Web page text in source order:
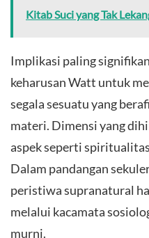
Kitab Suci yang Tak
Implikasi paling
keharusan Watt untuk
segala sesuatu yang
materi. Dimensi yang
aspek seperti
Dalam pandangan
peristiwa supranatural
melalui kacamata
murni.